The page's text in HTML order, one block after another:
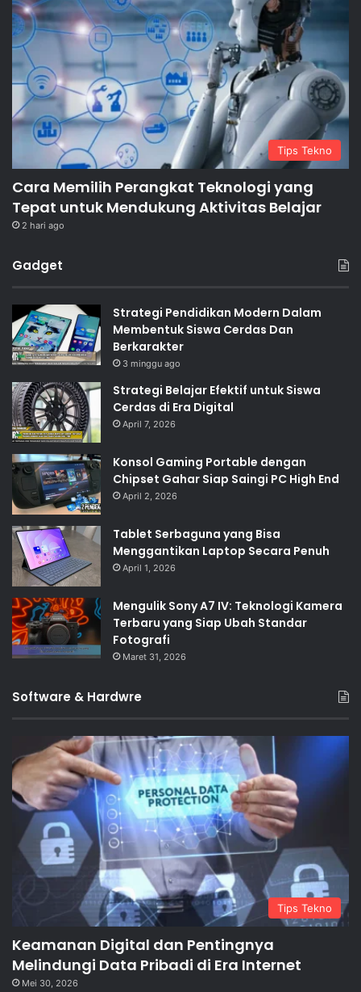
Tips Tekno
Cara Memilih Perangkat Teknologi yang
Tepat untuk Mendukung Aktivitas Belajar
2 hari ago
Gadget
Strategi Pendidikan Modern Dalam
Membentuk Siswa Cerdas Dan
Berkarakter
3 minggu ago
Strategi Belajar Efektif untuk Siswa
Cerdas di Era Digital
April 7, 2026
Konsol Gaming Portable dengan
Chipset Gahar Siap Saingi PC High End
April 2, 2026
Tablet Serbaguna yang Bisa
Menggantikan Laptop Secara Penuh
April 1, 2026
Mengulik Sony A7 IV: Teknologi Kamera
Terbaru yang Siap Ubah Standar
Fotografi
Maret 31, 2026
Software & Hardwre
Tips Tekno
Keamanan Digital dan Pentingnya
Melindungi Data Pribadi di Era Internet
Mei 30, 2026